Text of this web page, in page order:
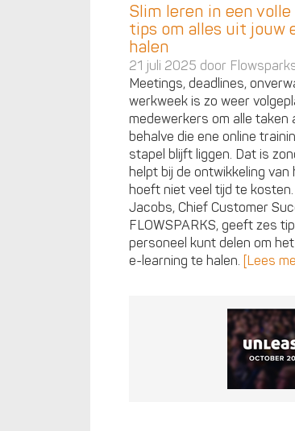
Slim leren in een volle
tips om alles uit jouw
halen
21 juli 2025 door
Meetings, deadlines,
werkweek is zo weer
medewerkers om alle taken
behalve die ene online
stapel blijft liggen. Dat is
helpt bij de ontwikkeling van
hoeft niet veel tijd te
Jacobs, Chief Customer
FLOWSPARKS, geeft zes
personeel kunt delen om
e-learning te halen. [Lees